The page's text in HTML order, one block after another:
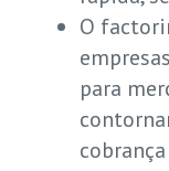
O
para